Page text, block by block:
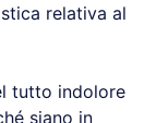
relativa al
tutto indolore
siano in